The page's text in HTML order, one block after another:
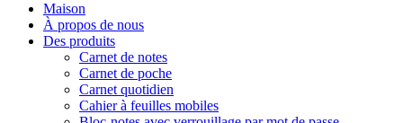
Maison
À propos de nous
Des produits
Carnet de notes
Carnet de poche
Carnet quotidien
Cahier à feuilles mobiles